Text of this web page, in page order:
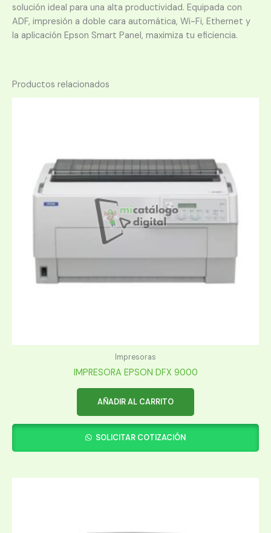
solución ideal para una alta productividad. Equipada con
ADF, impresión a doble cara automática, Wi-Fi, Ethernet y
la aplicación Epson Smart Panel, maximiza tu eficiencia.
Productos relacionados
Impresoras
IMPRESORA EPSON DFX 9000
AÑADIR AL CARRITO
SOLICITAR COTIZACIÓN